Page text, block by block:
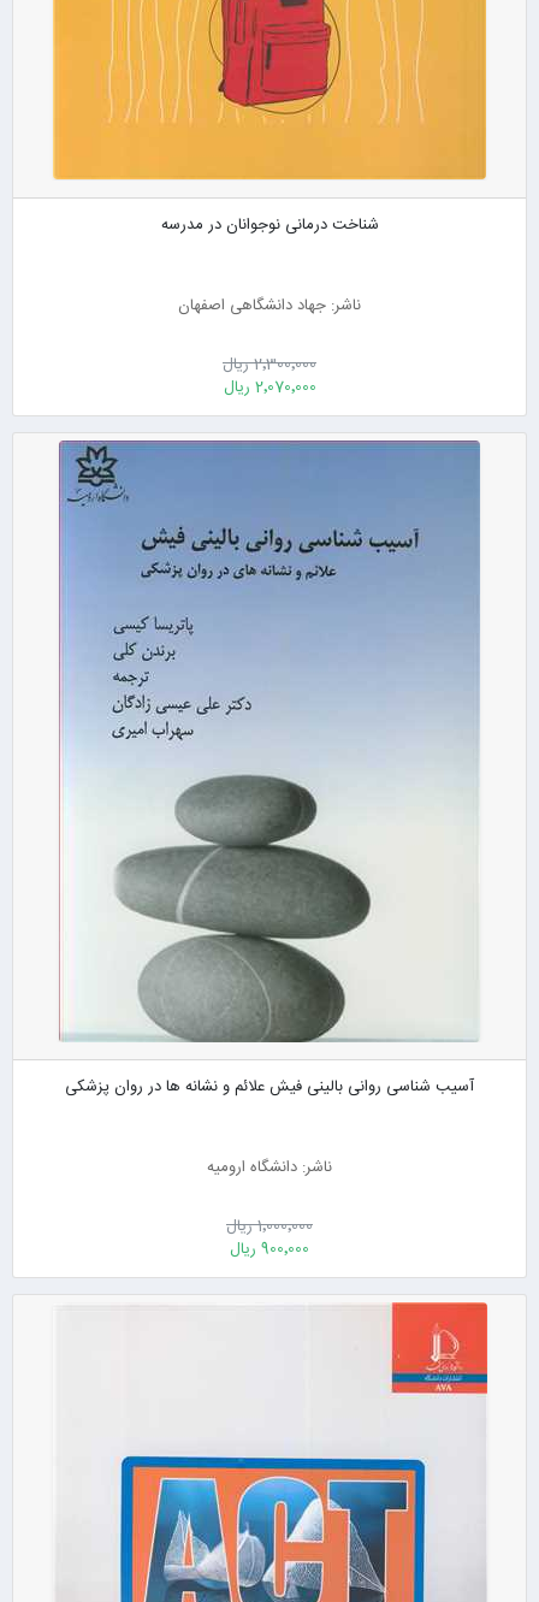
شناخت درمانی نوجوانان در مدرسه
ناشر: جهاد دانشگاهی اصفهان
2٬300٬000 ریال
2٬070٬000 ریال
آسیب شناسی روانی بالینی فیش علائم و نشانه ها در روان پزشکی
ناشر: دانشگاه ارومیه
1٬000٬000 ریال
900٬000 ریال